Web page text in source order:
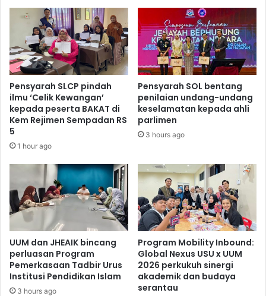
Pensyarah SLCP pindah
ilmu ‘Celik Kewangan’
kepada peserta BAKAT di
Kem Rejimen Sempadan RS
5
1 hour ago
Pensyarah SOL bentang
penilaian undang-undang
keselamatan kepada ahli
parlimen
3 hours ago
UUM dan JHEAIK bincang
perluasan Program
Pemerkasaan Tadbir Urus
Institusi Pendidikan Islam
3 hours ago
Program Mobility Inbound:
Global Nexus USU x UUM
2026 perkukuh sinergi
akademik dan budaya
serantau